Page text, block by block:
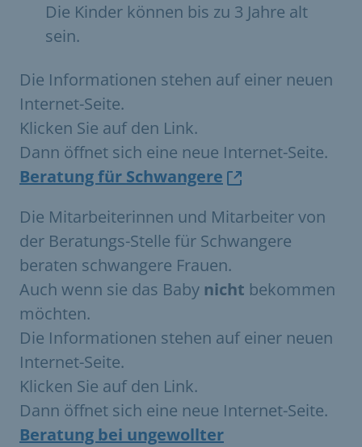
Die Kinder können bis zu 3 Jahre alt
sein.
Die Informationen stehen auf einer neuen
Internet-Seite.
Klicken Sie auf den Link.
Dann öffnet sich eine neue Internet-Seite.
Beratung für Schwangere
Die Mitarbeiterinnen und Mitarbeiter von
der Beratungs-Stelle für Schwangere
beraten schwangere Frauen.
Auch wenn sie das Baby nicht bekommen
möchten.
Die Informationen stehen auf einer neuen
Internet-Seite.
Klicken Sie auf den Link.
Dann öffnet sich eine neue Internet-Seite.
Beratung bei ungewollter